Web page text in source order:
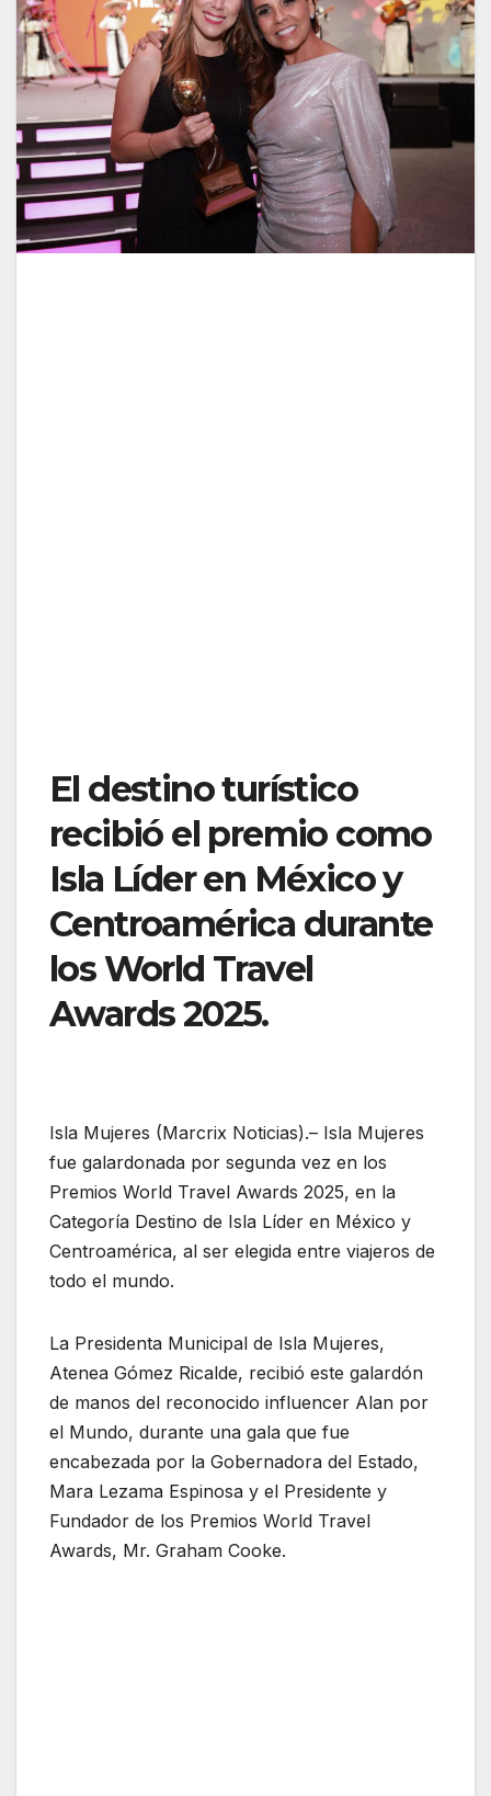
El destino turístico
recibió el premio como
Isla Líder en México y
Centroamérica durante
los World Travel
Awards 2025.
Isla Mujeres (Marcrix Noticias).– Isla Mujeres
fue galardonada por segunda vez en los
Premios World Travel Awards 2025, en la
Categoría Destino de Isla Líder en México y
Centroamérica, al ser elegida entre viajeros de
todo el mundo.
La Presidenta Municipal de Isla Mujeres,
Atenea Gómez Ricalde, recibió este galardón
de manos del reconocido influencer Alan por
el Mundo, durante una gala que fue
encabezada por la Gobernadora del Estado,
Mara Lezama Espinosa y el Presidente y
Fundador de los Premios World Travel
Awards, Mr. Graham Cooke.